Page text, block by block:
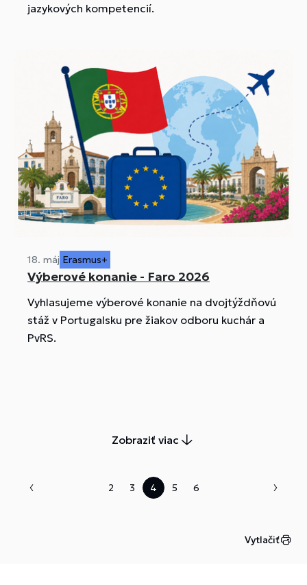
jazykových kompetencií.
18. máj Erasmus+
Výberové konanie - Faro 2026
Vyhlasujeme výberové konanie na dvojtýždňovú
stáž v Portugalsku pre žiakov odboru kuchár a
PvRS.
Zobraziť viac
2 3 4 5 6
Vytlačiť